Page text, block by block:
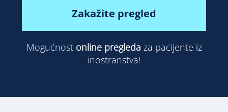
Zakažite pregled
Mogućnost online pregleda za pacijente iz
inostranstva!